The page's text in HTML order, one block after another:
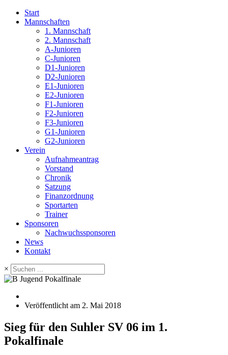
Start
Mannschaften
1. Mannschaft
2. Mannschaft
A-Junioren
C-Junioren
D1-Junioren
D2-Junioren
E1-Junioren
E2-Junioren
F1-Junioren
F2-Junioren
F3-Junioren
G1-Junioren
G2-Junioren
Verein
Aufnahmeantrag
Vorstand
Chronik
Satzung
Finanzordnung
Sportarten
Trainer
Sponsoren
Nachwuchssponsoren
News
Kontakt
×
Veröffentlicht am 2. Mai 2018
Sieg für den Suhler SV 06 im 1.
Pokalfinale